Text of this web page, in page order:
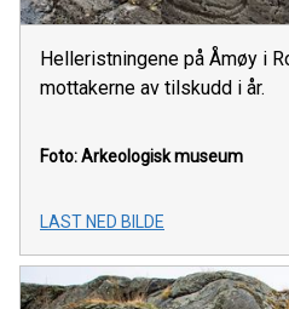
Helleristningene på Åmøy i
mottakerne av tilskudd i år.
Foto: Arkeologisk museum
LAST NED BILDE